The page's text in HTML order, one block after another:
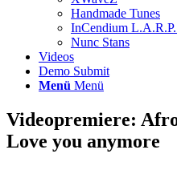
Handmade Tunes
InCendium
Nunc Stans
Videos
Demo Submit
Menü Menü
Videopremiere:
Love you anymore